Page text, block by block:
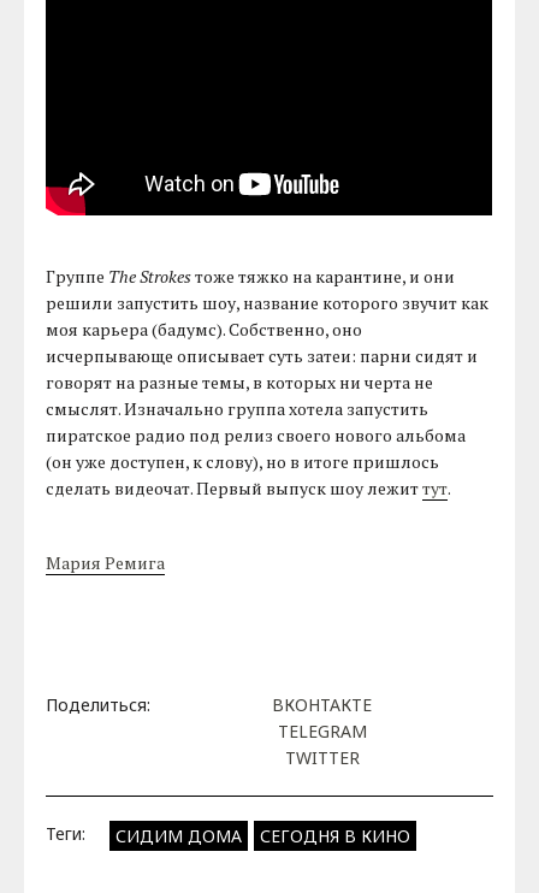
Группе The Strokesтоже тяжко на карантине, и они
решили запустить шоу, название которого звучит как
моя карьера (бадумс). Собственно, оно
исчерпывающе описывает суть затеи: парни сидят и
говорят на разные темы, в которых ни черта не
смыслят. Изначально группа хотела запустить
пиратское радио под релиз своего нового альбома
(он уже доступен, к слову), но в итоге пришлось
сделать видеочат. Первый выпуск шоу лежиттут.
Мария Ремига
Поделиться:
ВКОНТАКТЕ
TELEGRAM
TWITTER
Теги: СИДИМ ДОМА СЕГОДНЯ В КИНО